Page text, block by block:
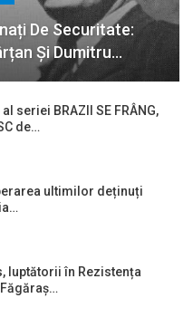
De Securitate:
Și Dumitru…
seriei BRAZII SE FRÂNG,
de…
ultimilor deținuți
luptătorii în Rezistența